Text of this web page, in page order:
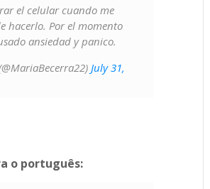
el celular cuando me
hacerlo. Por el momento
ansiedad y panico.
July 31,
o português: